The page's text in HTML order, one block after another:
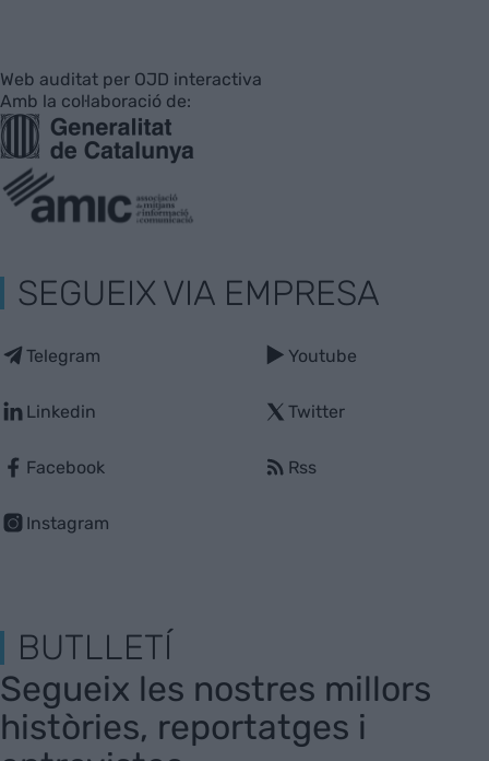
Web auditat per OJD interactiva
Amb la col·laboració de:
SEGUEIX VIA EMPRESA
Telegram
Linkedin
Facebook
Instagram
Youtube
Twitter
Rss
BUTLLETÍ
Segueix les nostres millors
històries, reportatges i